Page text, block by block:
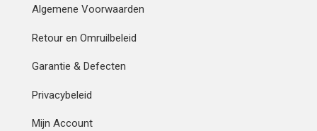
Algemene Voorwaarden
Retour en Omruilbeleid
Garantie & Defecten
Privacybeleid
Mijn Account